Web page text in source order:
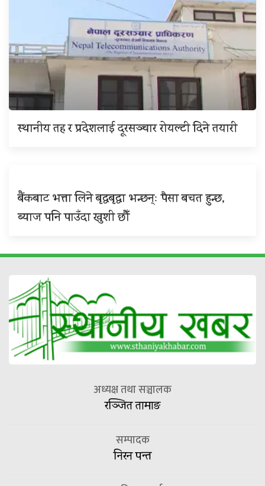
स्थानीय तह र प्रदेशलाई दूरसञ्चार रोयल्टी दिने तयारी
बैंकबाट भत्ता लिने बृद्धबृद्धा भन्छन्ः पैसा बचत हुन्छ,
ब्याज पनि पाउँदा खुशी छौँ
अध्यक्ष तथा सञ्चालक
रञ्जित तामाङ
सम्पादक
निरन पन्त